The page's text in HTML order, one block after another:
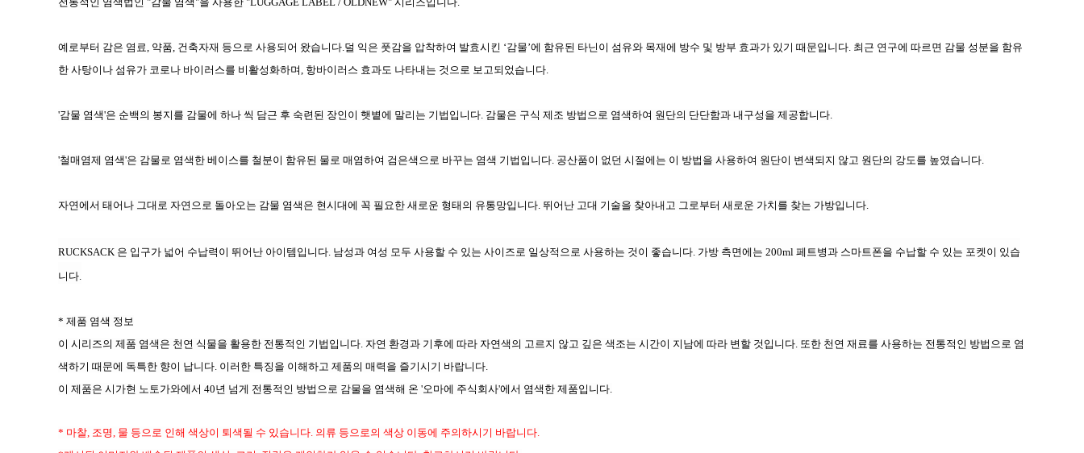
예로부터 감은 염료, 약품, 건축자재 등으로 사용되어 왔습니다.덜 익은 풋감을 압착하여 발효시킨 ‘감물’에 함유된 타닌이 섬유와 목재에 방수 및 방부 효과가 있기 때문입니다. 최근 연구에 따르면 감물 성분을 함유
한 사탕이나 섬유가 코로나 바이러스를 비활성화하며, 항바이러스 효과도 나타내는 것으로 보고되었습니다.
'감물 염색'은 순백의 봉지를 감물에 하나 씩 담근 후 숙련된 장인이 햇볕에 말리는 기법입니다. 감물은 구식 제조 방법으로 염색하여 원단의 단단함과 내구성을 제공합니다.
'철매염제 염색'은 감물로 염색한 베이스를 철분이 함유된 물로 매염하여 검은색으로 바꾸는 염색 기법입니다. 공산품이 없던 시절에는 이 방법을 사용하여 원단이 변색되지 않고 원단의 강도를 높였습니다.
자연에서 태어나 그대로 자연으로 돌아오는 감물 염색은 현시대에 꼭 필요한 새로운 형태의 유통망입니다. 뛰어난 고대 기술을 찾아내고 그로부터 새로운 가치를 찾는 가방입니다.
RUCKSACK 은 입구가 넓어 수납력이 뛰어난 아이템입니다. 남성과 여성 모두 사용할 수 있는 사이즈로 일상적으로 사용하는 것이 좋습니다. 가방 측면에는 200ml 페트병과 스마트폰을 수납할 수 있는 포켓이 있습
니다.
* 제품 염색 정보
이 시리즈의 제품 염색은 천연 식물을 활용한 전통적인 기법입니다. 자연 환경과 기후에 따라 자연색의 고르지 않고 깊은 색조는 시간이 지남에 따라 변할 것입니다. 또한 천연 재료를 사용하는 전통적인 방법으로 염
색하기 때문에 독특한 향이 납니다. 이러한 특징을 이해하고 제품의 매력을 즐기시기 바랍니다.
이 제품은 시가현 노토가와에서 40년 넘게 전통적인 방법으로 감물을 염색해 온 '오마에 주식회사'에서 염색한 제품입니다.
* 마찰, 조명, 물 등으로 인해 색상이 퇴색될 수 있습니다. 의류 등으로의 색상 이동에 주의하시기 바랍니다.